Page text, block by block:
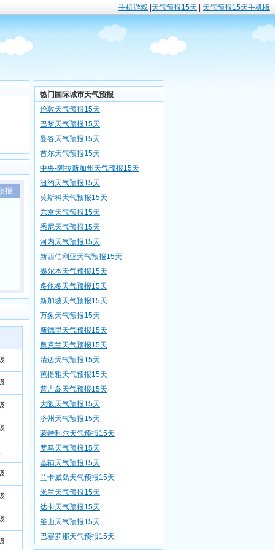
手机游戏 天气预报15天 天气预报15天手机版
报
热门国际城市天气预报
伦敦天气预报15天
巴黎天气预报15天
曼谷天气预报15天
首尔天气预报15天
中央-阿拉斯加州天气预报15天
纽约天气预报15天
莫斯科天气预报15天
东京天气预报15天
悉尼天气预报15天
河内天气预报15天
新西伯利亚天气预报15天
墨尔本天气预报15天
多伦多天气预报15天
新加坡天气预报15天
万象天气预报15天
新德里天气预报15天
奥克兰天气预报15天
清迈天气预报15天
芭提雅天气预报15天
普吉岛天气预报15天
大阪天气预报15天
济州天气预报15天
蒙特利尔天气预报15天
罗马天气预报15天
基辅天气预报15天
兰卡威岛天气预报15天
米兰天气预报15天
达卡天气预报15天
釜山天气预报15天
巴塞罗那天气预报15天